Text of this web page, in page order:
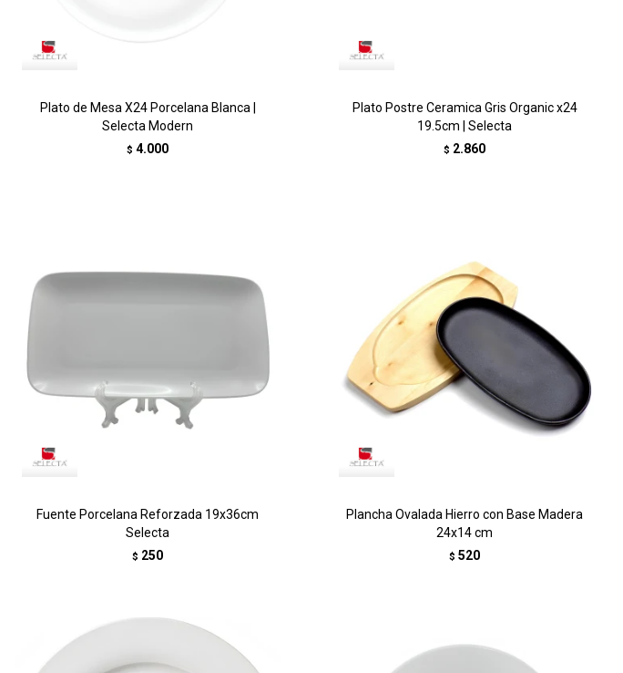
Plato de Mesa X24 Porcelana Blanca |
Selecta Modern
$ 4.000
Plato Postre Ceramica Gris Organic x24
19.5cm | Selecta
$ 2.860
Fuente Porcelana Reforzada 19x36cm
Selecta
$ 250
Plancha Ovalada Hierro con Base Madera
24x14 cm
$ 520